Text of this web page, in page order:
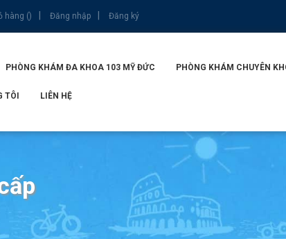
hàng () Đăng nhập Đăng ký
PHÒNG KHÁM ĐA KHOA 103 MỸ ĐỨC PHÒNG KHÁM CHUYÊN
TÔI LIÊN HỆ